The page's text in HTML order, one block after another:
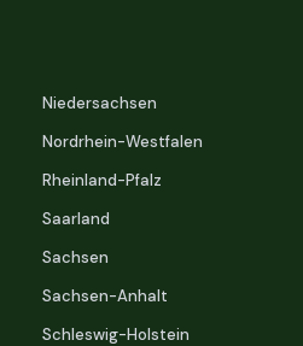
Niedersachsen
Nordrhein-Westfalen
Rheinland-Pfalz
Saarland
Sachsen
Sachsen-Anhalt
Schleswig-Holstein